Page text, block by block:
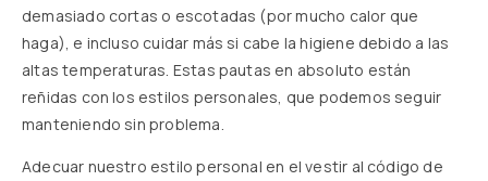
demasiado cortas o escotadas (por mucho calor que
haga), e incluso cuidar más si cabe la higiene debido a las
altas temperaturas. Estas pautas en absoluto están
reñidas con los estilos personales, que podemos seguir
manteniendo sin problema.
Adecuar nuestro estilo personal en el vestir al código de